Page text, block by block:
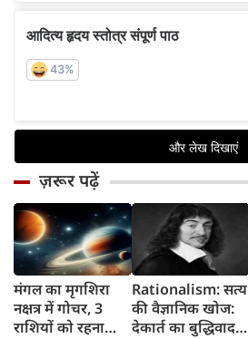
ज़रूर पढ़ें
मंगल का मृगशिरा
नक्षत्र में गोचर, 3
राशियों को रहना
Rationalism: सत्य
की वैज्ञानिक खोज:
देकार्त का बुद्धिवाद